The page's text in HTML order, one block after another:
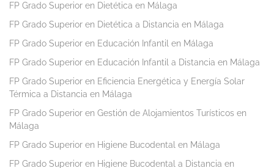
FP Grado Superior en Dietética en Málaga
FP Grado Superior en Dietética a Distancia en Málaga
FP Grado Superior en Educación Infantil en Málaga
FP Grado Superior en Educación Infantil a Distancia en Málaga
FP Grado Superior en Eficiencia Energética y Energía Solar
Térmica a Distancia en Málaga
FP Grado Superior en Gestión de Alojamientos Turísticos en
Málaga
FP Grado Superior en Higiene Bucodental en Málaga
FP Grado Superior en Higiene Bucodental a Distancia en